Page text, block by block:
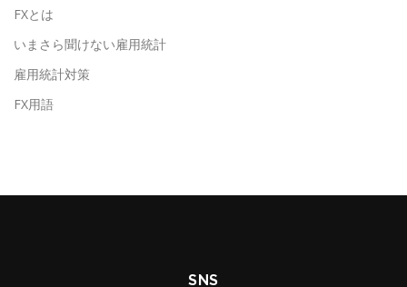
FXとは
いまさら聞けない雇用統計
雇用統計対策
FX用語
SNS